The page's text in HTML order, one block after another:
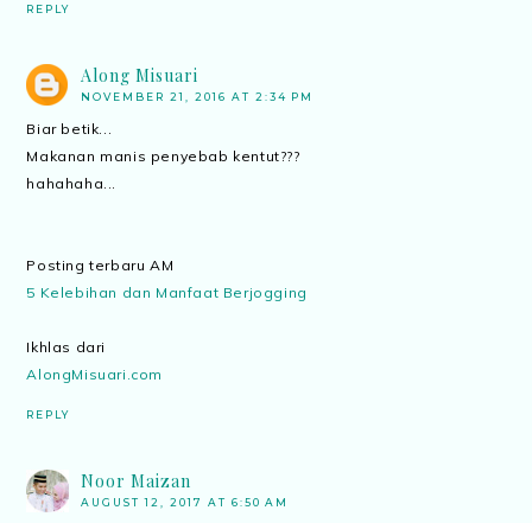
REPLY
Along Misuari
NOVEMBER 21, 2016 AT 2:34 PM
Biar betik...
Makanan manis penyebab kentut???
hahahaha...
Posting terbaru AM
5 Kelebihan dan Manfaat Berjogging
Ikhlas dari
AlongMisuari.com
REPLY
Noor Maizan
AUGUST 12, 2017 AT 6:50 AM